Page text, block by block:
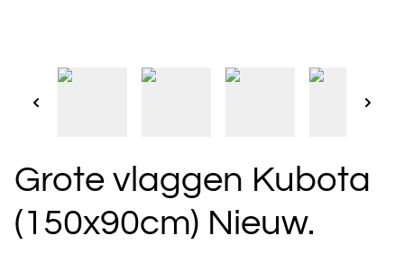
Grote vlaggen Kubota
(150x90cm) Nieuw.